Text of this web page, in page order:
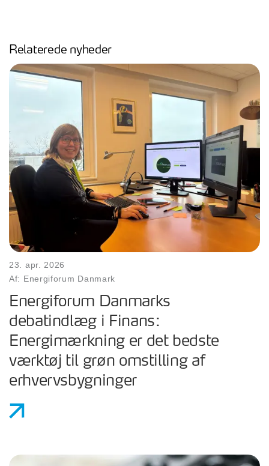
Relaterede nyheder
23. apr. 2026
Af: Energiforum Danmark
Energiforum Danmarks
debatindlæg i Finans:
Energimærkning er det bedste
værktøj til grøn omstilling af
erhvervsbygninger